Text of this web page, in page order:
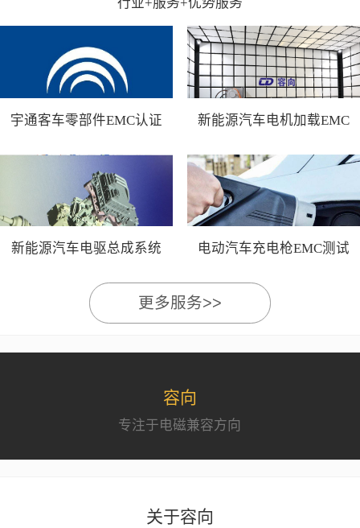
宇通客车零部件EMC认证
新能源汽车电机加载EMC
新能源汽车电驱总成系统
电动汽车充电枪EMC测试
更多服务>>
容向
专注于电磁兼容方向
关于容向